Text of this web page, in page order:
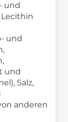
und
und
und
Salz,
anderen